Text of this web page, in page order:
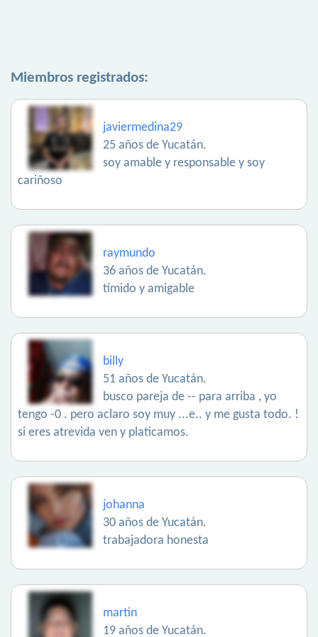
Miembros registrados:
javiermedina29
25 años de Yucatán.
soy amable y responsable y soy
cariñoso
raymundo
36 años de Yucatán.
tímido y amigable
billy
51 años de Yucatán.
busco pareja de -- para arriba , yo
tengo -0 . pero aclaro soy muy ...e.. y me gusta todo. !
si eres atrevida ven y platicamos.
johanna
30 años de Yucatán.
trabajadora honesta
martin
19 años de Yucatán.